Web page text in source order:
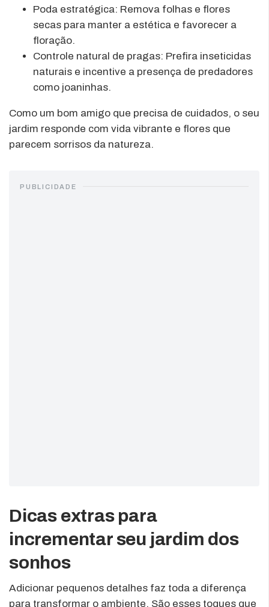
Poda estratégica: Remova folhas e flores
secas para manter a estética e favorecer a
floração.
Controle natural de pragas: Prefira inseticidas
naturais e incentive a presença de predadores
como joaninhas.
Como um bom amigo que precisa de cuidados, o seu
jardim responde com vida vibrante e flores que
parecem sorrisos da natureza.
PUBLICIDADE
Dicas extras para
incrementar seu jardim dos
sonhos
Adicionar pequenos detalhes faz toda a diferença
para transformar o ambiente. São esses toques que